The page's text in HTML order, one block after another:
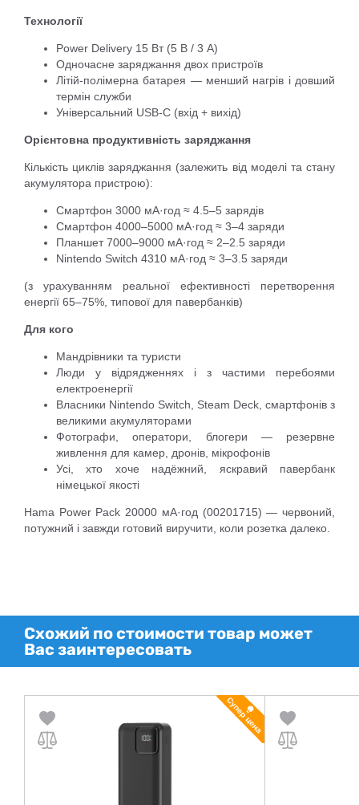
Технології
Power Delivery 15 Вт (5 В / 3 А)
Одночасне заряджання двох пристроїв
Літій-полімерна батарея — менший нагрів і довший
термін служби
Універсальний USB-C (вхід + вихід)
Орієнтовна продуктивність заряджання
Кількість циклів заряджання (залежить від моделі та стану
акумулятора пристрою):
Смартфон 3000 мА·год ≈ 4.5–5 зарядів
Смартфон 4000–5000 мА·год ≈ 3–4 заряди
Планшет 7000–9000 мА·год ≈ 2–2.5 заряди
Nintendo Switch 4310 мА·год ≈ 3–3.5 заряди
(з урахуванням реальної ефективності перетворення
енергії 65–75%, типової для павербанків)
Для кого
Мандрівники та туристи
Люди у відрядженнях і з частими перебоями
електроенергії
Власники Nintendo Switch, Steam Deck, смартфонів з
великими акумуляторами
Фотографи, оператори, блогери — резервне
живлення для камер, дронів, мікрофонів
Усі, хто хоче надёжний, яскравий павербанк
німецької якості
Hama Power Pack 20000 мА·год (00201715) — червоний,
потужний і завжди готовий виручити, коли розетка далеко.
Схожий по стоимости товар может
Вас заинтересовать